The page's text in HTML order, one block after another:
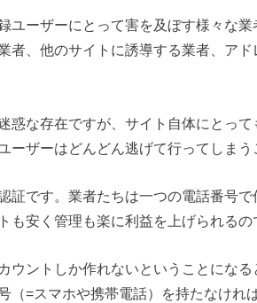
ユーザーにとって害を及ぼす様々な業
者、他のサイトに誘導する業者、アド
惑な存在ですが、サイト自体にとって
ーザーはどんどん逃げて行ってしまう
証です。業者たちは一つの電話番号
も安く管理も楽に利益を上げられるの
ウントしか作れないということにな
（=スマホや携帯電話）を持たなけれ